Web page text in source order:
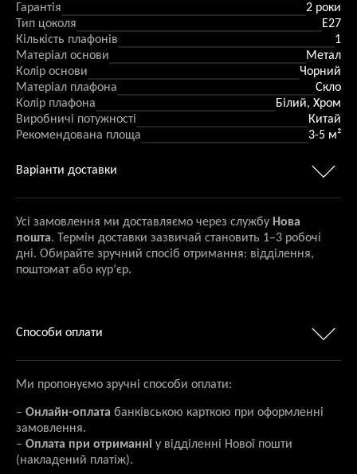
Гарантія
2 роки
Тип цоколя
E27
Кількість плафонів
1
Матеріал основи
Метал
Колір основи
Чорний
Матеріал плафона
Скло
Колір плафона
Білий, Хром
Виробничі потужності
Китай
Рекомендована площа
3-5 м²
Варіанти доставки
Усі замовлення ми доставляємо через службу Нова
пошта. Термін доставки зазвичай становить 1–3 робочі
дні. Обирайте зручний спосіб отримання: відділення,
поштомат або кур’єр.
Способи оплати
Ми пропонуємо зручні способи оплати:
– Онлайн-оплата банківською карткою при оформленні
замовлення.
– Оплата при отриманні у відділенні Нової пошти
(накладений платіж).